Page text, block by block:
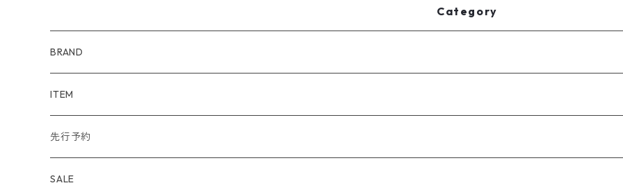
Category
BRAND
WIND AND SEA
アウター
トップス
NAISSANCE
アウター
bal
ITEM
アウター
トップス
先行予約
TODAYFUL 2020 SUMMER
SALE